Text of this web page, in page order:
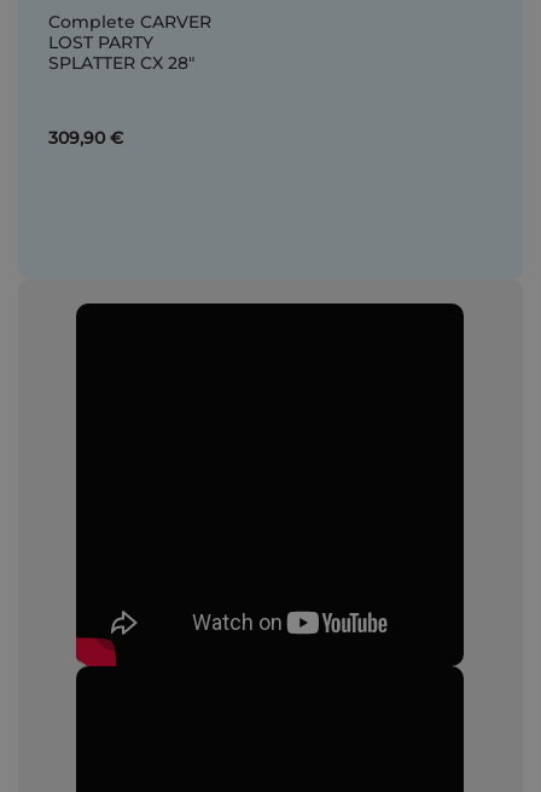
Complete CARVER
LOST PARTY
SPLATTER CX 28"
309,90 €